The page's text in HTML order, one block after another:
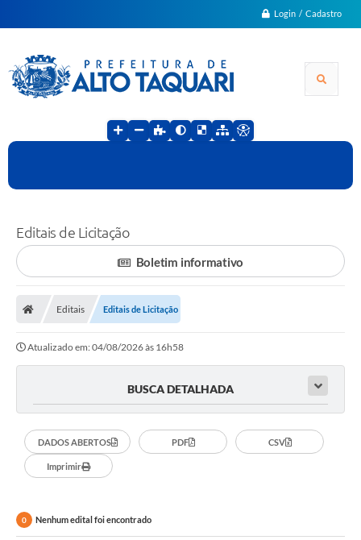
Login / Cadastro
Editais de Licitação
Boletim informativo
Editais Editais de Licitação
Atualizado em: 04/08/2026 às 16h58
BUSCA DETALHADA
DADOS ABERTOS PDF CSV
Imprimir
0 Nenhum edital foi encontrado